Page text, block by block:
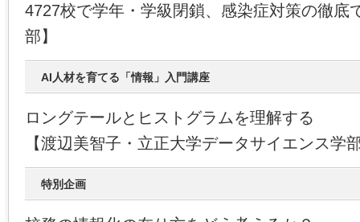
4727校で学年・学級閉鎖、感染症対策の徹底
部】
AI人材を育てる「情報」入門講座
ロングテールとヒストグラムを理解する
【渡辺美智子・立正大学データサイエンス学
特別企画